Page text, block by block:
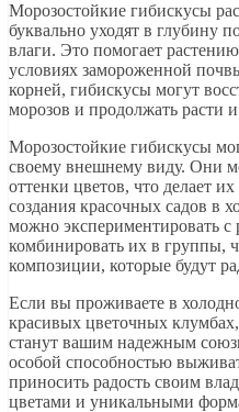
Морозостойкие гибискусы
буквально уходят в глубину
влаги. Это помогает
условиях замороженной
корней, гибискусы могут
морозов и продолжать расти
Морозостойкие гибискусы
своему внешнему виду. Они
оттенки цветов, что делает
создания красочных садов в
можно экспериментировать с
комбинировать их в группы,
композиции, которые будут
Если вы проживаете в
красивых цветочных
станут вашим надежным
особой способностью
приносить радость своим
цветами и уникальными